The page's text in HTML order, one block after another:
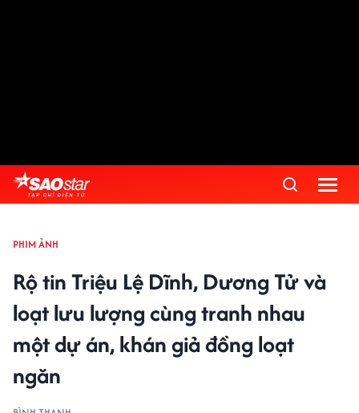
PHIM ẢNH
Rộ tin Triệu Lệ Dĩnh, Dương Tử và
loạt lưu lượng cùng tranh nhau
một dự án, khán giả đồng loạt
ngăn